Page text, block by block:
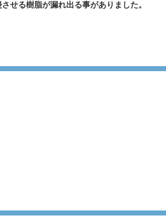
せる樹脂が漏れ出る事がありました。